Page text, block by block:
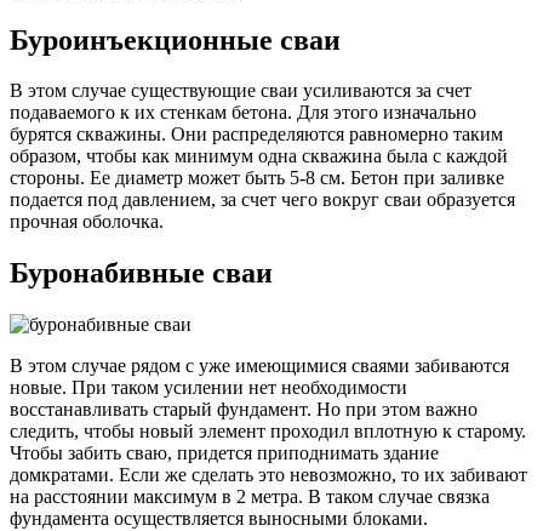
Буроинъекционные сваи
В этом случае существующие сваи усиливаются за счет
подаваемого к их стенкам бетона. Для этого изначально
бурятся скважины. Они распределяются равномерно таким
образом, чтобы как минимум одна скважина была с каждой
стороны. Ее диаметр может быть 5-8 см. Бетон при заливке
подается под давлением, за счет чего вокруг сваи образуется
прочная оболочка.
Буронабивные сваи
В этом случае рядом с уже имеющимися сваями забиваются
новые. При таком усилении нет необходимости
восстанавливать старый фундамент. Но при этом важно
следить, чтобы новый элемент проходил вплотную к старому.
Чтобы забить сваю, придется приподнимать здание
домкратами. Если же сделать это невозможно, то их забивают
на расстоянии максимум в 2 метра. В таком случае связка
фундамента осуществляется выносными блоками.